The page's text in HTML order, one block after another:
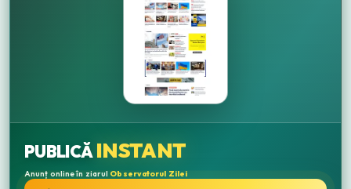
PUBLICĂINSTANT
Anunț online în ziarul Observatorul Zilei